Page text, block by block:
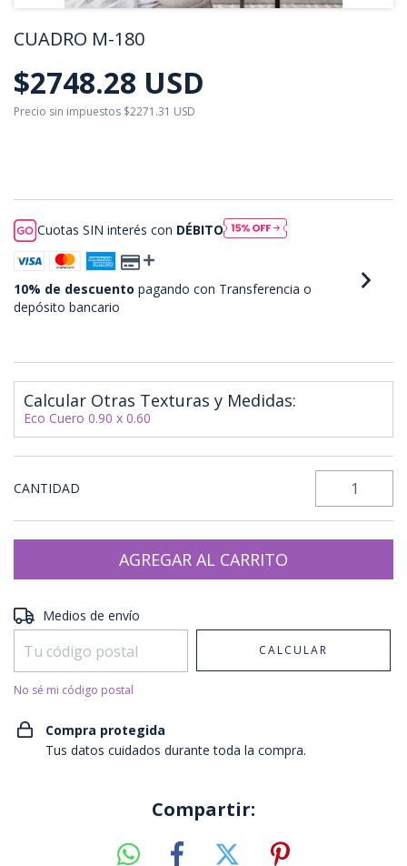
CUADRO M-180
$2748.28 USD
Precio sin impuestos $2271.31 USD
Cuotas SIN interés con DÉBITO
10% de descuento pagando con Transferencia o
depósito bancario
Calcular Otras Texturas y Medidas:
Eco Cuero 0.90 x 0.60
CANTIDAD
Entregas para el CP:
Medios de envío
CALCULAR
No sé mi código postal
Compra protegida
Tus datos cuidados durante toda la compra.
Compartir: